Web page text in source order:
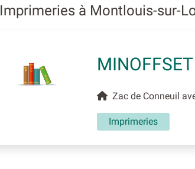
Imprimeries à Montlouis-sur-
MINOFFSET
Zac de Conneuil
Imprimeries